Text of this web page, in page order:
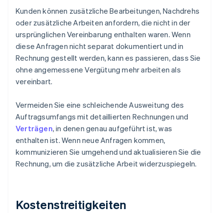
Kunden können zusätzliche Bearbeitungen, Nachdrehs
oder zusätzliche Arbeiten anfordern, die nicht in der
ursprünglichen Vereinbarung enthalten waren. Wenn
diese Anfragen nicht separat dokumentiert und in
Rechnung gestellt werden, kann es passieren, dass Sie
ohne angemessene Vergütung mehr arbeiten als
vereinbart.
Vermeiden Sie eine schleichende Ausweitung des
Auftragsumfangs mit detaillierten Rechnungen und
Verträgen, in denen genau aufgeführt ist, was
enthalten ist. Wenn neue Anfragen kommen,
kommunizieren Sie umgehend und aktualisieren Sie die
Rechnung, um die zusätzliche Arbeit widerzuspiegeln.
Kostenstreitigkeiten